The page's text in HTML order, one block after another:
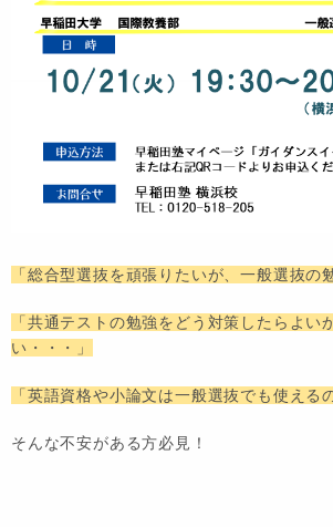
「総合型選抜を頑張りたいが、一般選抜の
「共通テストの勉強をどう対策したらよい
い・・・」
「英語資格や小論文は一般選抜でも使える
そんな不安がある方必見！